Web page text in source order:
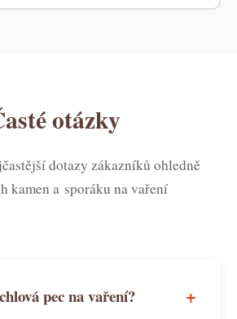
otázky
dotazy zákazníků ohledně
kamen a sporáku na vaření
pec na vaření? +